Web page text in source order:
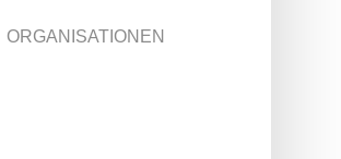
ORGANISATIONEN